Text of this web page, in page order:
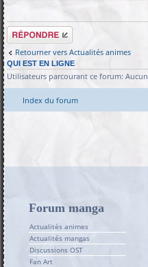
Répondre
Retourner vers Actualités animes
QUI EST EN LIGNE
Utilisateurs parcourant ce forum:
Index du forum
Forum manga
Actualités animes
Actualités mangas
Discussions OST
Fan Art